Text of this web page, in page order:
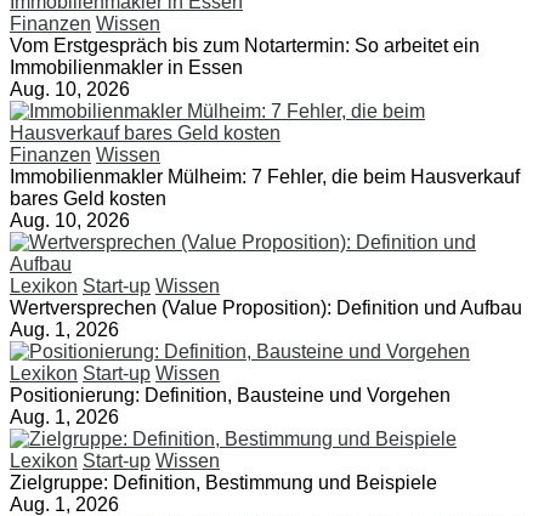
Finanzen Wissen
Vom Erstgespräch bis zum Notartermin: So arbeitet ein
Immobilienmakler in Essen
Aug. 10, 2026
Finanzen Wissen
Immobilienmakler Mülheim: 7 Fehler, die beim Hausverkauf
bares Geld kosten
Aug. 10, 2026
Lexikon Start-up Wissen
Wertversprechen (Value Proposition): Definition und Aufbau
Aug. 1, 2026
Lexikon Start-up Wissen
Positionierung: Definition, Bausteine und Vorgehen
Aug. 1, 2026
Lexikon Start-up Wissen
Zielgruppe: Definition, Bestimmung und Beispiele
Aug. 1, 2026